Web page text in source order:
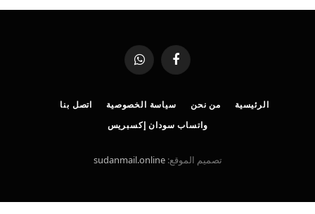
فيسبوك واتساب
الرئيسية من نحن سياسة الخصوصية
اتصل بنا
واتساب سودان إكسبريس
تصميم الموقع:sudanmail.online